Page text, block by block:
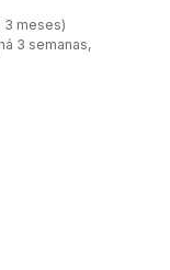
3 meses)
3 semanas,